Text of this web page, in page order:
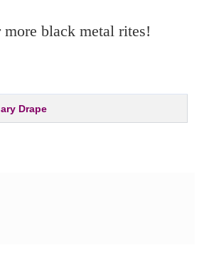
more black metal rites!
Drape